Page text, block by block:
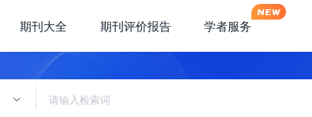
期刊大全 期刊评价报告 学者服务